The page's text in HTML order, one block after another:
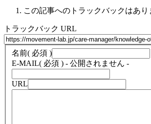
この記事へのトラックバックはあり
トラックバック URL
名前( 必須 )
E-MAIL( 必須 ) - 公開されません -
URL